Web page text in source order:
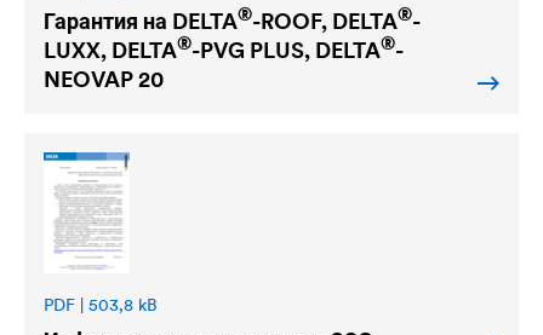
Гарантия на DELTA®-ROOF, DELTA®-
LUXX, DELTA®-PVG PLUS, DELTA®-
NEOVAP 20
PDF | 503,8 kB